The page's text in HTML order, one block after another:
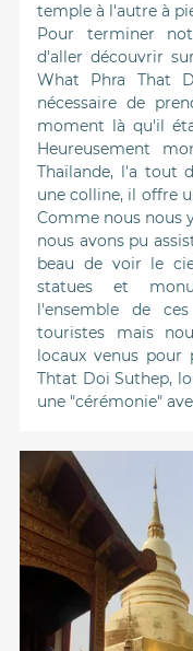
temple à l'autre à
Pour terminer
d'aller découvrir
What Phra That
nécessaire de
moment là qu'il
Heureusement
Thaïlande, l'a tout
une colline, il offre
Comme nous nous
nous avons pu
beau de voir le
statues et
l'ensemble de
touristes mais
locaux venus pour
Thtat Doi Suthep,
une "cérémonie"